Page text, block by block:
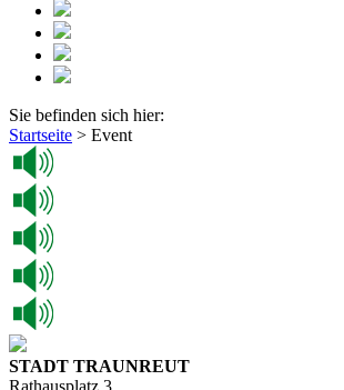
Sie befinden sich hier:
Startseite > Event
STADT TRAUNREUT
Rathausplatz 3